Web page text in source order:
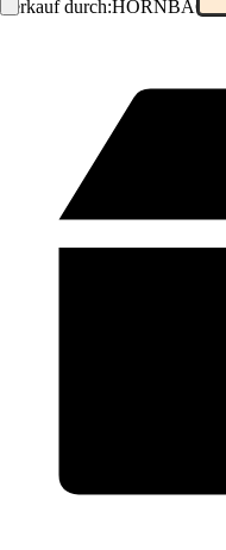
Verkauf durch:HORNBACH